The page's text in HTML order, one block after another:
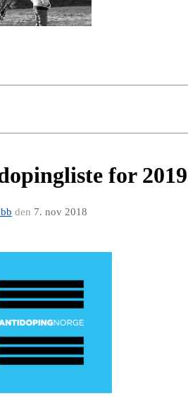
for 2019
den 7. nov 2018